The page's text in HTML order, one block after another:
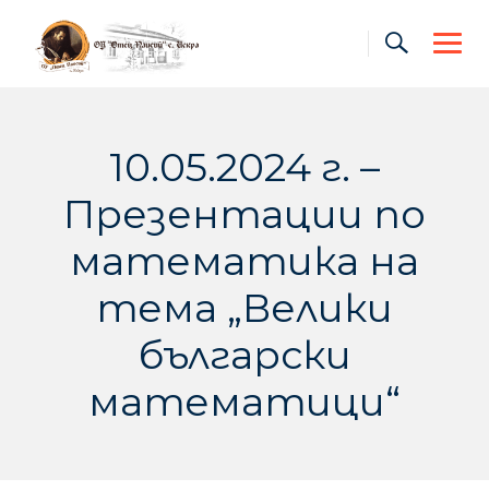
content
10.05.2024 г. –
Презентации по
математика на
тема „Велики
български
математици“